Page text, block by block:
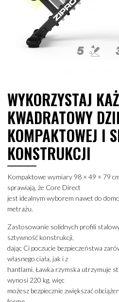
WYKORZYSTAJ
KWADRATOWY
KOMPAKTOWEJ I
KONSTRUKCJI
Kompaktowe wymiary 98 × 49 × 79
sprawiają, że Core Direct
jest idealnym wyborem nawet do
metrażu.
Zastosowanie solidnych profili
sztywność konstrukcji,
dając Ci poczucie bezpieczeństwa
własnego ciała, jak i z
hantlami. Ławka rzymska utrzymuje
wynosi 220 kg, więc
możesz bezpiecznie zwiększać